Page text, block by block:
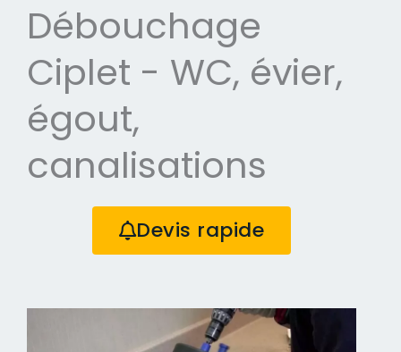
Débouchage
Ciplet - WC, évier,
égout,
canalisations
Devis rapide